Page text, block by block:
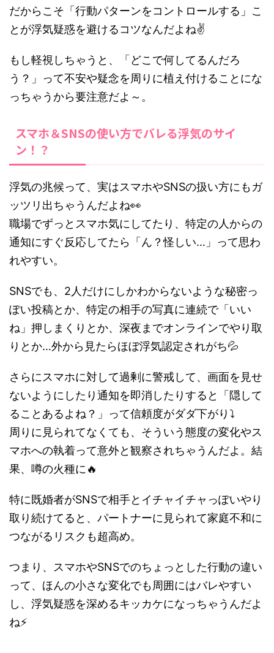
だからこそ「行動パターンをコントロールする」こ
とが浮気疑惑を避けるコツなんだよね✌️
もし軽視しちゃうと、「どこで何してるんだろ
う？」って不安や疑念を周りに植え付けることにな
っちゃうから要注意だよ～。
スマホ＆SNSの使い方でバレる浮気のサイ
ン！？
浮気の兆候って、実はスマホやSNSの扱い方にもガ
ッツリ出ちゃうんだよね👀
職場でずっとスマホ気にしてたり、特定の人からの
通知にすぐ反応してたら「ん？怪しい…」って思わ
れやすい。
SNSでも、2人だけにしかわからないような秘密っ
ぽい投稿とか、特定の相手の写真に連続で「いい
ね」押しまくりとか、深夜までオンラインでやり取
りとか…外から見たらほぼ浮気認定されがち💦
さらにスマホに対して過剰に警戒して、画面を見せ
ないようにしたり通知を即消したりすると「隠して
ることあるよね？」って信頼度がダダ下がり⤵️
周りに見られてなくても、そういう態度の変化やス
マホへの執着って意外と観察されちゃうんだよ。結
果、噂の火種に🔥
特に既婚者がSNSで相手とイチャイチャっぽいやり
取り続けてると、パートナーに見られて家庭不和に
つながるリスクも超高め。
つまり、スマホやSNSでのちょっとした行動の違い
って、ほんの小さな変化でも周囲にはバレやすい
し、浮気疑惑を深めるキッカケになっちゃうんだよ
ね⚡